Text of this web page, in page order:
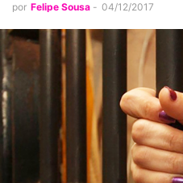
por Felipe Sousa - 04/12/2017